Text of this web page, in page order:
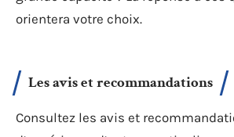
orientera votre choix.
Les avis et recommandations
Consultez les avis et